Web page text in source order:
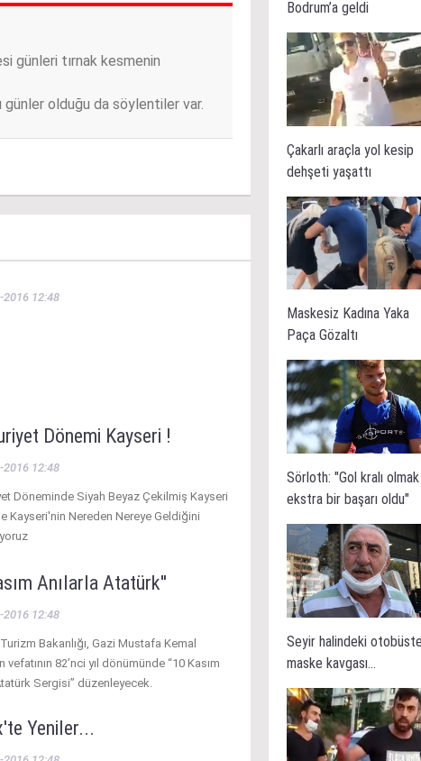
günleri tırnak kesmenin
olduğu da söylentiler var.
2016 12:48
Dönemi Kayseri !
2016 12:48
Döneminde Siyah Beyaz Çekilmiş Kayseri
Kayseri'nin Nereden Nereye Geldiğini
Anılarla Atatürk''
2016 12:48
Bakanlığı, Gazi Mustafa Kemal
vefatının 82’nci yıl dönümünde “10 Kasım
Sergisi” düzenleyecek.
Yeniler...
Bodrum’a geldi
Çakarlı araçla yol kesip
dehşeti yaşattı
Maskesiz Kadına Yaka
Paça Gözaltı
Sörloth: "Gol kralı olmak
ekstra bir başarı oldu"
Seyir halindeki
maske kavgası...